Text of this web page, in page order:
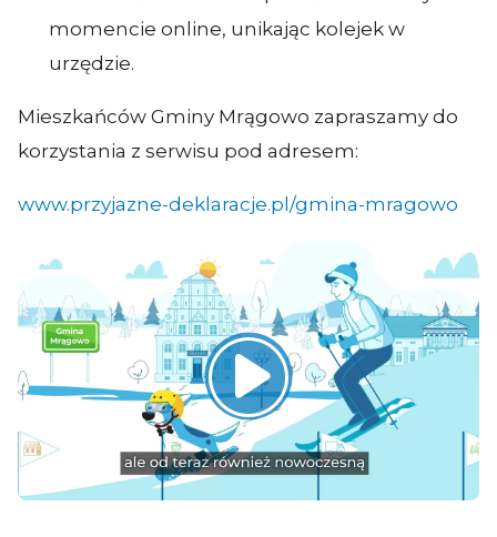
momencie online, unikając kolejek w
urzędzie.
Mieszkańców Gminy Mrągowo zapraszamy do
korzystania z serwisu pod adresem:
www.przyjazne-deklaracje.pl/gmina-mragowo